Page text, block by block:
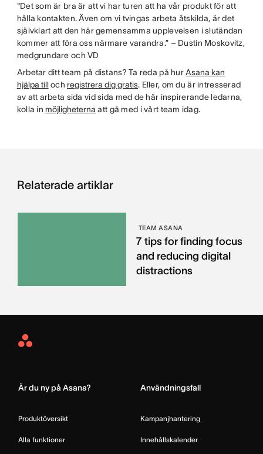
"Det som är bra är att vi har turen att ha vår produkt för att
hålla kontakten. Även om vi tvingas arbeta åtskilda, är det
självklart att den här gemensamma upplevelsen i slutändan
kommer att föra oss närmare varandra.” – Dustin Moskovitz,
medgrundare och VD
Arbetar ditt team på distans? Ta reda på hurAsana kan
hjälpa tilloch registrera dig gratis. Eller, om du är intresserad
av att arbeta sida vid sida med de här inspirerande ledarna,
kolla in möjligheterna att gå med i vårt team idag.
Relaterade artiklar
TEAM ASANA
7 tips for finding focus
and reducing digital
distractions
Asana
Är du ny på Asana?
Produktöversikt
Alla funktioner
Användningsfall
Kampanjhantering
Innehållskalender